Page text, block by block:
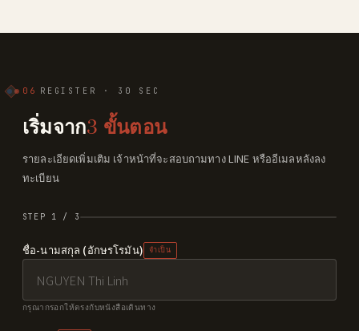
06 REGISTER · 30 SEC
เริ่มจาก3 ขั้นตอน
รายละเอียดเพิ่มเติม เจ้าหน้าที่จะสอบถามทาง LINE หรืออีเมลหลังลง
ทะเบียน
STEP 1 / 3
ชื่อ-นามสกุล (อักษรโรมัน) จำเป็น
กรุณากรอกให้ตรงกับหนังสือเดินทาง